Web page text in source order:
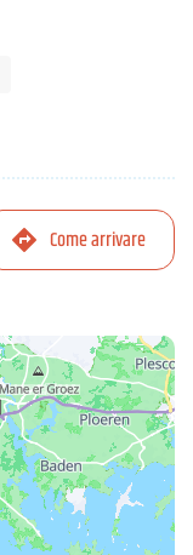
Come arrivare